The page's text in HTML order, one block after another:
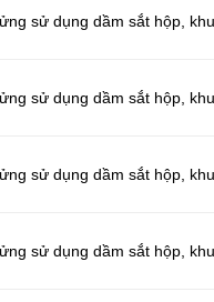
sử dụng dầm sắt hộp,
sử dụng dầm sắt hộp,
sử dụng dầm sắt hộp,
sử dụng dầm sắt hộp,